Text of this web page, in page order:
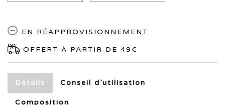
EN RÉAPPROVISIONNEMENT
OFFERT À PARTIR DE 49€
Détails Conseil d’utilisation
Composition